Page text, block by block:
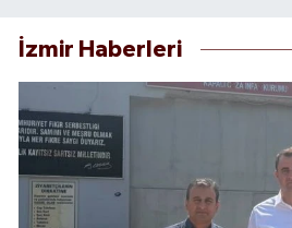
İzmir Haberleri